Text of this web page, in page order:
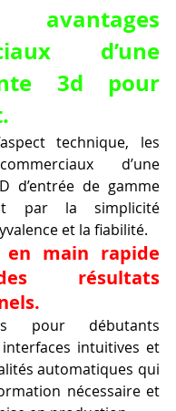
d’une
3d pour
technique, les
d’une
d’entrée de gamme
par la simplicité
et la fiabilité.
en main rapide
résultats
pour débutants
intuitives et
automatiques qui
nécessaire et